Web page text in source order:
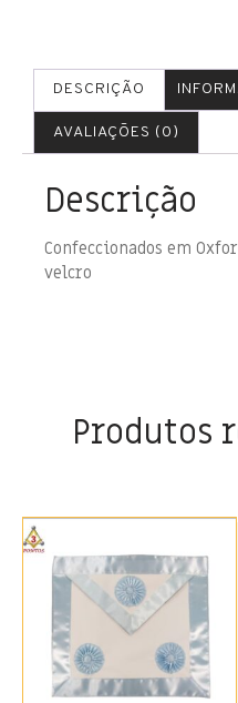
DESCRIÇÃO
AVALIAÇÕES (0)
Descrição
Confeccionados em
velcro
Produtos